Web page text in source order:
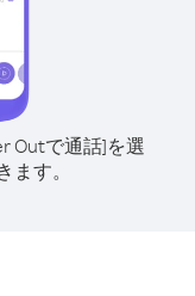
Outで通話]を選
す。